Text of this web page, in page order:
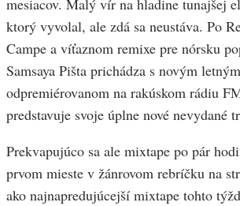
mesiacov. Malý vír na hladine tunajšej
ktorý vyvolal, ale zdá sa neustáva. Po
Campe a víťaznom remixe pre nórsku
Samsaya Pišta prichádza s novým
odpremiérovanom na rakúskom rádiu
predstavuje svoje úplne nové nevydané
Prekvapujúco sa ale mixtape po pár
prvom mieste v žánrovom rebríčku na
ako najnapredujúcejší mixtape tohto